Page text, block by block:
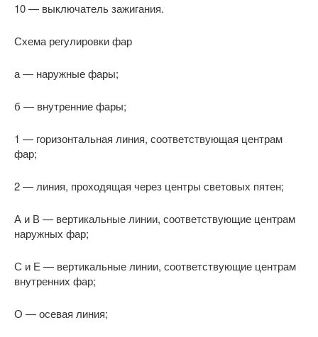
10 — выключатель зажигания.
Схема регулировки фар
а — наружные фары;
б — внутренние фары;
1 — горизонтальная линия, соответствующая центрам
фар;
2 — линия, проходящая через центры световых пятен;
А и В — вертикальные линии, соответствующие центрам
наружных фар;
С и Е — вертикальные линии, соответствующие центрам
внутренних фар;
О — осевая линия;